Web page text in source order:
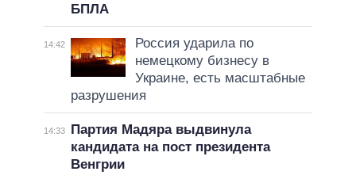
БПЛА
14:42
Россия ударила по
немецкому бизнесу в
Украине, есть масштабные
разрушения
14:33
Партия Мадяра выдвинула
кандидата на пост президента
Венгрии